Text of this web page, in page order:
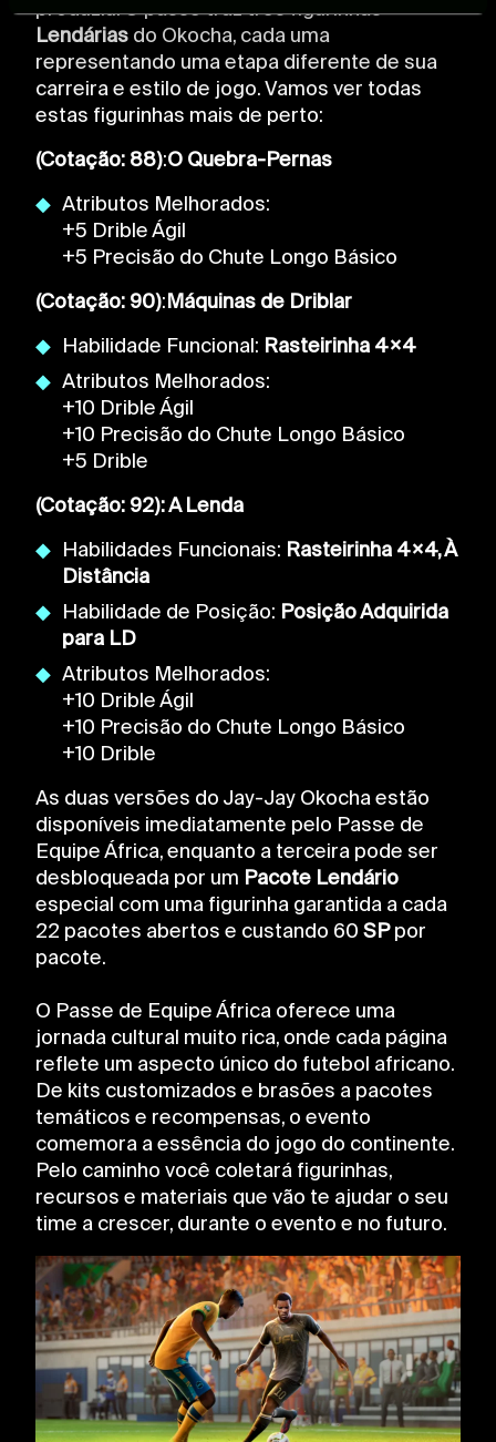
For more information about how we process your data,
please see ourCookie Policy
produziu. O passe traz três figurinhas
Lendáriasdo Okocha, cada uma
representando uma etapa diferente de sua
carreira e estilo de jogo. Vamos ver todas
estas figurinhas mais de perto:
(Cotação: 88):O Quebra-Pernas
Atributos Melhorados:
+5 Drible Ágil
+5 Precisão do Chute Longo Básico
(Cotação: 90):Máquinas de Driblar
Habilidade Funcional: Rasteirinha 4×4
Atributos Melhorados:
+10 Drible Ágil
+10 Precisão do Chute Longo Básico
+5 Drible
(Cotação: 92): A Lenda
Habilidades Funcionais: Rasteirinha 4×4, À
Distância
Habilidade de Posição: Posição Adquirida
para LD
Atributos Melhorados:
+10 Drible Ágil
+10 Precisão do Chute Longo Básico
+10 Drible
As duas versões do Jay-Jay Okocha estão
disponíveis imediatamente pelo Passe de
Equipe África, enquanto a terceira pode ser
desbloqueada por um Pacote Lendário
especial com uma figurinha garantida a cada
22 pacotes abertos e custando 60SPpor
pacote.
O Passe de Equipe África oferece uma
jornada cultural muito rica, onde cada página
reflete um aspecto único do futebol africano.
De kits customizados e brasões a pacotes
temáticos e recompensas, o evento
comemora a essência do jogo do continente.
Pelo caminho você coletará figurinhas,
recursos e materiais que vão te ajudar o seu
time a crescer, durante o evento e no futuro.